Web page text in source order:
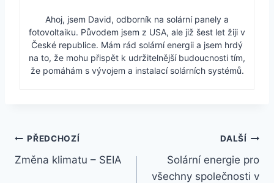
Ahoj, jsem David, odborník na solární panely a
fotovoltaiku. Původem jsem z USA, ale již šest let žiji v
České republice. Mám rád solární energii a jsem hrdý
na to, že mohu přispět k udržitelnější budoucnosti tím,
že pomáhám s vývojem a instalací solárních systémů.
Navigace
pro
PŘEDCHOZÍ
Změna klimatu – SEIA
DALŠÍ
Solární energie pro
všechny společnosti v